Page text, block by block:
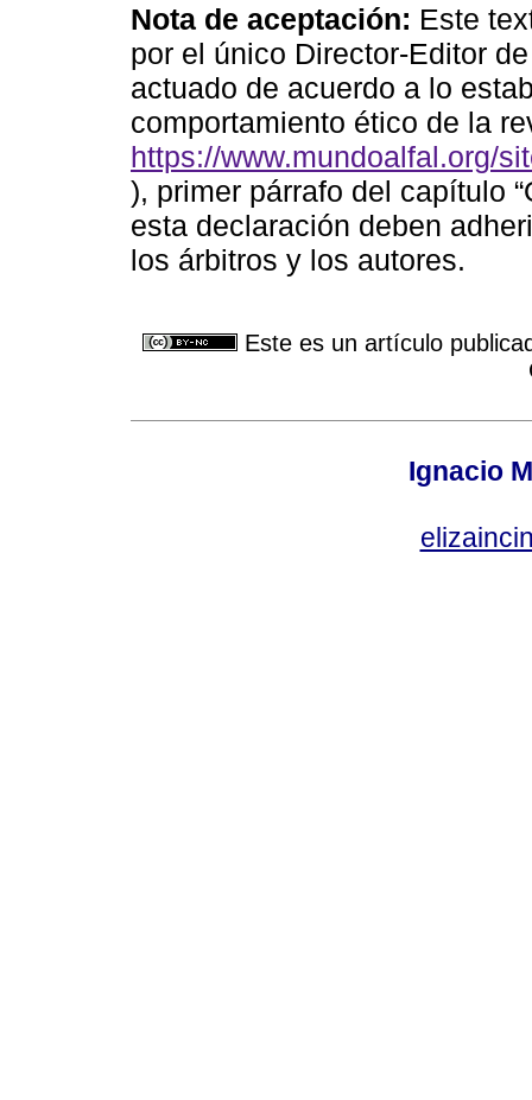
Nota de aceptación: Este
por el único Director-Editor
actuado de acuerdo a lo
comportamiento ético de la
https://www.mundoalfal.org/
), primer párrafo del capítulo
esta declaración deben
los árbitros y los autores.
Este es un artículo
Ignacio